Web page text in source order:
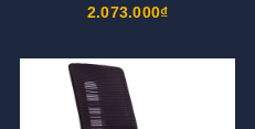
2.073.000₫